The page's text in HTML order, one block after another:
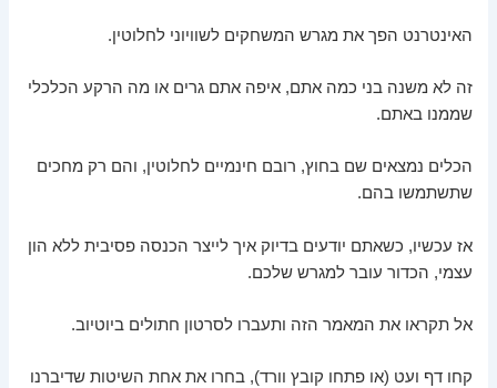
האינטרנט הפך את מגרש המשחקים לשוויוני לחלוטין.
זה לא משנה בני כמה אתם, איפה אתם גרים או מה הרקע הכלכלי
שממנו באתם.
הכלים נמצאים שם בחוץ, רובם חינמיים לחלוטין, והם רק מחכים
שתשתמשו בהם.
אז עכשיו, כשאתם יודעים בדיוק איך לייצר הכנסה פסיבית ללא הון
עצמי, הכדור עובר למגרש שלכם.
אל תקראו את המאמר הזה ותעברו לסרטון חתולים ביוטיוב.
קחו דף ועט (או פתחו קובץ וורד), בחרו את אחת השיטות שדיברנו